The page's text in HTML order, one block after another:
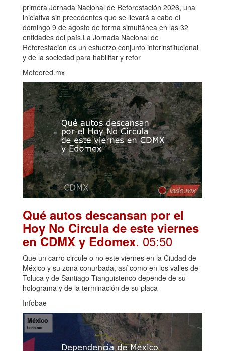
primera Jornada Nacional de Reforestación 2026, una
iniciativa sin precedentes que se llevará a cabo el
domingo 9 de agosto de forma simultánea en las 32
entidades del país.La Jornada Nacional de
Reforestación es un esfuerzo conjunto interinstitucional
y de la sociedad para habilitar y refor
Meteored.mx
Qué autos descansan por el
Hoy No Circula de este viernes
en CDMX y Edomex. 05:50
Que un carro circule o no este viernes en la Ciudad de
México y su zona conurbada, así como en los valles de
Toluca y de Santiago Tianguistenco depende de su
holograma y de la terminación de su placa
Infobae